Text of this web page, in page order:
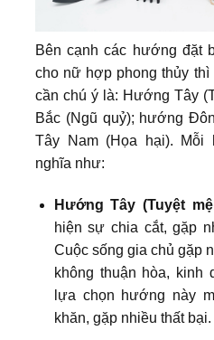
Bên cạnh các hướng đặt
cho nữ hợp phong thủy
cần chú ý là: Hướng Tây
Bắc (Ngũ quỷ); hướng
Tây Nam (Họa hại).
nghĩa như:
Hướng Tây (Tuyệt
hiện sự chia cắt, gặp
Cuộc sống gia chủ gặp
không thuận hòa, kinh
lựa chọn hướng này
khăn, gặp nhiều thất bại.